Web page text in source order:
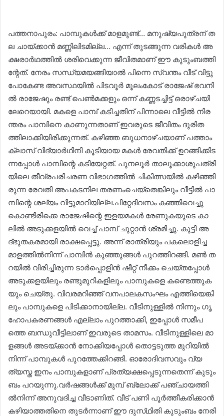
പ​ത്ത​നാ​പു​രം: പാ​മ്പു​ക​ൾ​ക്ക് മാ​ള​മു​ണ്ട്… മ​നു​ഷ്യ​പു​ത്ര​ന് ത​
ല ചാ​യ്ക്കാ​ൻ മ​ണ്ണി​ലി​ട​മി​ല്ല… എ​ന്ന് തു​ട​ങ്ങു​ന്ന വ​രി​ക​ൾ അ​
ക്ഷ​രാ​ർ​ഥ​ത്തി​ൽ ശ​രി​വെ​ക്കു​ന്ന ജീ​വി​ത​മാ​ണ് ഈ ​കു​ടും​ബ​ത്തി​
ന്റേ​ത്. നേ​രം സ​ന്ധ്യ​മ​യ​ങ്ങി​യാ​ൽ പി​ന്നെ സ്വ​ന്തം വീ​ട് വി​ട്ടു
പോ​കേ​ണ്ട അ​വ​സ്ഥ​യി​ൽ പി​ട​വൂ​ർ മൂ​ലം​കോ​ട് രാ​ജേ​ഷ് ഭ​വ​നി​
ൽ രാ​ജേ​ഷും ര​ണ്ട് പെ​ൺ​മ​ക്ക​ളും ഒ​ന്ന് ക​ണ്ണ​ട​ച്ചി​ട്ട് ഒ​രാ​ഴ്ച​യി​
ലേ​റെ​യാ​യി. മ​ക​ളെ പാ​മ്പ് ക​ടി​ച്ച​തി​ന് പി​ന്നാ​ലെ വീ​ട്ടി​ൽ നി​ര​
ന്ത​രം പാ​മ്പി​നെ കാ​ണു​ന്ന​താ​ണ് ഇ​വ​രു​ടെ ജീ​വി​തം ദു​രി​ത​
ത്തി​ലാ​ക്കി​യി​രി​ക്കു​ന്ന​ത്. ക​ഴി​ഞ്ഞ ബു​ധ​നാ​ഴ്ച​യാ​ണ് പ​ത്താം
ക്ലാ​സ് വി​ദ്യാ​ർ​ഥി​നി കൂ​ടി​യാ​യ മ​ക​ൾ രേ​വ​തി​ക്ക് ഉ​റ​ങ്ങി​ക്കി​ട​
ന്ന​പ്പോ​ൾ പാ​മ്പി​ന്റെ ക​ടി​യേ​റ്റ​ത്. പു​ന​ലൂ​ർ താ​ലൂ​ക്കാ​ശു​പ​ത്രി​
യി​ലെ തീ​വ്ര​പ​രി​ച​ര​ണ വി​ഭാ​ഗ​ത്തി​ൽ ചി​കി​ത്സ​യി​ൽ ക​ഴി​ഞ്ഞി​
രു​ന്ന രേ​വ​തി അ​പ​ക​ട​നി​ല ത​ര​ണം​ചെ​യ്തെ​ങ്കി​ലും വീ​ട്ടി​ൽ പാ​
മ്പി​ന്റെ ശ​ല്യം വി​ട്ടു​മാ​റി​യി​ല്ല.പി​റ്റേ​ദി​വ​സം ക​ഞ്ഞി​വെ​ച്ചു​
കൊ​ണ്ടി​രി​ക്കെ രാ​ജേ​ഷി​ന്റെ ഇ​ള​യ​മ​ക​ൾ രേ​ണു​ക​യു​ടെ കാ​
ലി​ൽ അ​ടു​ക്ക​ള​യി​ൽ വെ​ച്ച് പാ​മ്പ് ചു​റ്റാ​ൻ ശ്ര​മി​ച്ചു. കു​ട്ടി അ​
ദ്ഭു​ത​ക​ര​മാ​യി രാ​ക്ഷ​പ്പെ​ട്ടു. അ​ന്ന് രാ​ത്രി​യും പ​ക​ലൊ​ളി​ച്ച
മാ​ള​ത്തി​ൽ​നി​ന്ന് പാ​മ്പി​ൻ കു​ഞ്ഞു​ങ്ങ​ൾ പു​റ​ത്തി​റ​ങ്ങി. മ​ൺ ത​
റ​യി​ൽ വി​രി​ച്ചി​രു​ന്ന ടാ​ർ​പ്പൊ​ളി​ൻ ഷീ​റ്റ് നീ​ക്കം ചെ​യ്ത​പ്പോ​ൾ
അ​ടു​ക്ക​ള​യി​ലും ര​ണ്ടു​മു​റി​ക​ളി​ലും പാ​മ്പു​ക​ളെ ക​ണ്ടെ​ത്തു​ക​
യും ചെ​യ്തു. വി​വ​ര​മ​റി​ഞ്ഞ് വ​ന​പാ​ല​ക​സം​ഘം എ​ത്തി​യെ​ങ്കി​
ലും പാ​മ്പു​ക​ളെ പി​ടി​ക്കാ​നാ​യി​ല്ല. വീ​ടി​നു​ള്ളി​ൽ നി​ന്നും ഗൃ​
ഹോ​പ​ക​ര​ണ​ങ്ങ​ൾ എ​ല്ലാം പു​റ​ത്താ​ക്കി, ഇ​പ്പോ​ൾ സ​മീ​പ​
ത്തെ ബ​ന്ധു​വീ​ട്ടി​ലാ​ണ് ഇ​വ​രു​ടെ താ​മ​സം. വീ​ടി​നു​ള്ളി​ലെ മാ​
ള​ങ്ങ​ൾ അ​ട​യ്ക്കാ​ൻ നോ​ക്കി​യ​പ്പോ​ൾ തൊ​ട്ട​ടു​ത്ത മു​റി​യി​ൽ​
നി​ന്ന് പാ​മ്പു​ക​ൾ പു​റ​ത്തേ​ക്കി​റ​ങ്ങി. ഓ​രോ​ദി​വ​സ​വും വ്യ​
ത്യ​സ്ത ഇ​നം പാ​മ്പു​ക​ളാ​ണ് പ്ര​ത്യ​ക്ഷ​പ്പെ​ടു​ന്ന​തെ​ന്ന് കു​ടും​
ബം പ​റ​യു​ന്നു.വ​ർ​ഷ​ങ്ങ​ൾ​ക്ക് മു​മ്പ് ബ്ലോ​ക്ക്‌ പ​ഞ്ചാ​യ​ത്തി​
ൽ​നി​ന്ന് അ​നു​വ​ദി​ച്ച വീ​ടാ​ണി​ത്. വീ​ട് പ​ണി പൂ​ർ​ത്തീ​ക​രി​ക്കാ​ൻ
ക​ഴി​യാ​ത്ത​തി​നെ തു​ട​ർ​ന്നാ​ണ് ഈ ​ദു​സ്‌​ഥി​തി കു​ടും​ബം നേ​രി​